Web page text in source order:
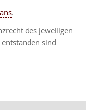
.
des jeweiligen
sind.